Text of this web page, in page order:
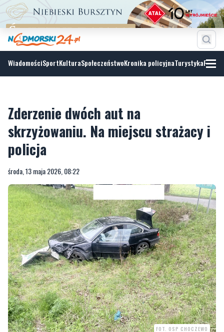
WiadomościSportKulturaSpołeczeństwoKronika policyjnaTurystyka
Zderzenie dwóch aut na
skrzyżowaniu. Na miejscu strażacy i
policja
środa, 13 maja 2026, 08:22